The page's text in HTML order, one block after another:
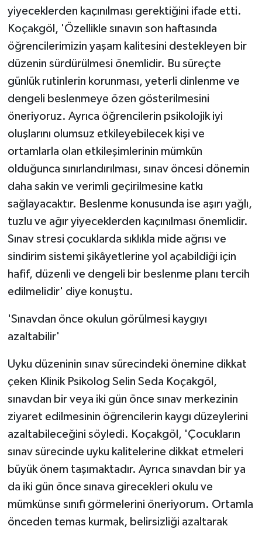
yiyeceklerden kaçınılması gerektiğini ifade etti.
Koçakgöl, 'Özellikle sınavın son haftasında
öğrencilerimizin yaşam kalitesini destekleyen bir
düzenin sürdürülmesi önemlidir. Bu süreçte
günlük rutinlerin korunması, yeterli dinlenme ve
dengeli beslenmeye özen gösterilmesini
öneriyoruz. Ayrıca öğrencilerin psikolojik iyi
oluşlarını olumsuz etkileyebilecek kişi ve
ortamlarla olan etkileşimlerinin mümkün
olduğunca sınırlandırılması, sınav öncesi dönemin
daha sakin ve verimli geçirilmesine katkı
sağlayacaktır. Beslenme konusunda ise aşırı yağlı,
tuzlu ve ağır yiyeceklerden kaçınılması önemlidir.
Sınav stresi çocuklarda sıklıkla mide ağrısı ve
sindirim sistemi şikâyetlerine yol açabildiği için
hafif, düzenli ve dengeli bir beslenme planı tercih
edilmelidir' diye konuştu.
'Sınavdan önce okulun görülmesi kaygıyı
azaltabilir'
Uyku düzeninin sınav sürecindeki önemine dikkat
çeken Klinik Psikolog Selin Seda Koçakgöl,
sınavdan bir veya iki gün önce sınav merkezinin
ziyaret edilmesinin öğrencilerin kaygı düzeylerini
azaltabileceğini söyledi. Koçakgöl, 'Çocukların
sınav sürecinde uyku kalitelerine dikkat etmeleri
büyük önem taşımaktadır. Ayrıca sınavdan bir ya
da iki gün önce sınava girecekleri okulu ve
mümkünse sınıfı görmelerini öneriyorum. Ortamla
önceden temas kurmak, belirsizliği azaltarak